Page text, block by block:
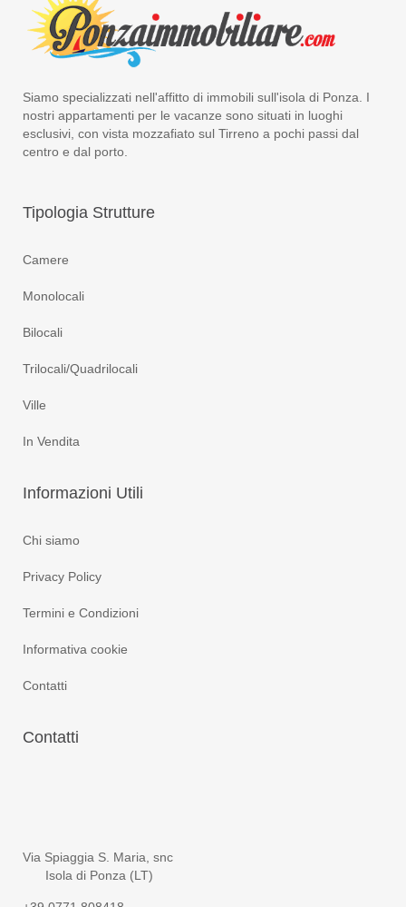
Siamo specializzati nell'affitto di immobili sull'isola di Ponza. I
nostri appartamenti per le vacanze sono situati in luoghi
esclusivi, con vista mozzafiato sul Tirreno a pochi passi dal
centro e dal porto.
Tipologia Strutture
Camere
Monolocali
Bilocali
Trilocali/Quadrilocali
Ville
In Vendita
Informazioni Utili
Chi siamo
Privacy Policy
Termini e Condizioni
Informativa cookie
Contatti
Contatti
Via Spiaggia S. Maria, snc
Isola di Ponza (LT)